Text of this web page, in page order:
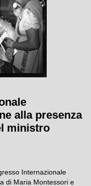
alla presenza
ministro
Internazionale
di Maria Montessori e